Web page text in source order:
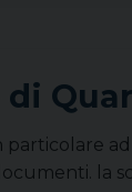
particolare
la